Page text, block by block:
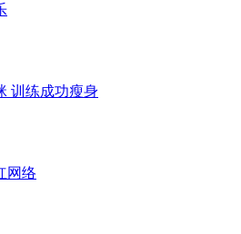
树
训练成功瘦身
网络